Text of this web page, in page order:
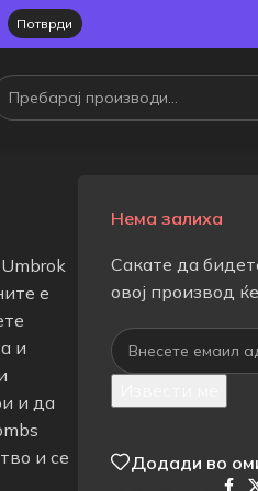
е
и
и да
и се
Нема залиха
Сакате да
овој производ
Додади во